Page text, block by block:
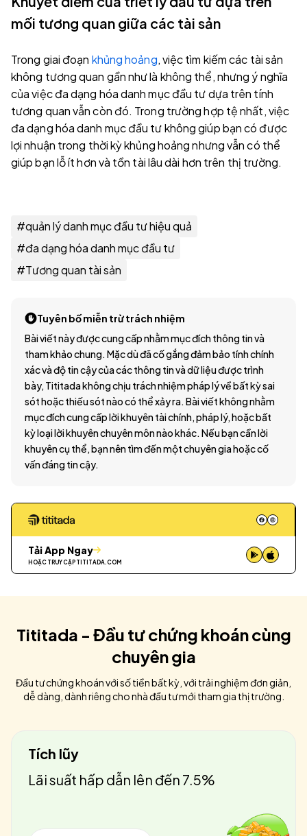
mối tương quan giữa các tài sản
Trong giai đoạn khủng hoảng, việc tìm kiếm các tài sản
không tương quan gần như là không thể, nhưng ý nghĩa
của việc đa dạng hóa danh mục đầu tư dựa trên tính
tương quan vẫn còn đó. Trong trường hợp tệ nhất, việc
đa dạng hóa danh mục đầu tư không giúp bạn có được
lợi nhuận trong thời kỳ khủng hoảng nhưng vẫn có thể
giúp bạn lỗ ít hơn và tồn tài lâu dài hơn trên thị trường.
#quản lý danh mục đầu tư hiệu quả
#đa dạng hóa danh mục đầu tư
#Tương quan tài sản
Tuyên bố miễn trừ trách nhiệm
Bài viết này được cung cấp nhằm mục đích thông tin và
tham khảo chung. Mặc dù đã cố gắng đảm bảo tính chính
xác và độ tin cậy của các thông tin và dữ liệu được trình
bày, Tititada không chịu trách nhiệm pháp lý về bất kỳ sai
sót hoặc thiếu sót nào có thể xảy ra. Bài viết không nhằm
mục đích cung cấp lời khuyên tài chính, pháp lý, hoặc bất
kỳ loại lời khuyên chuyên môn nào khác. Nếu bạn cần lời
khuyên cụ thể, bạn nên tìm đến một chuyên gia hoặc cố
vấn đáng tin cậy.
Tải App Ngay
HOẶC TRUY CẬP TITITADA.COM
Tititada - Đầu tư chứng khoán cùng
chuyên gia
Đầu tư chứng khoán với số tiền bất kỳ, với trải nghiệm đơn giản,
dễ dàng, dành riêng cho nhà đầu tư mới tham gia thị trường.
Tích lũy
Lãi suất hấp dẫn lên đến 7.5%